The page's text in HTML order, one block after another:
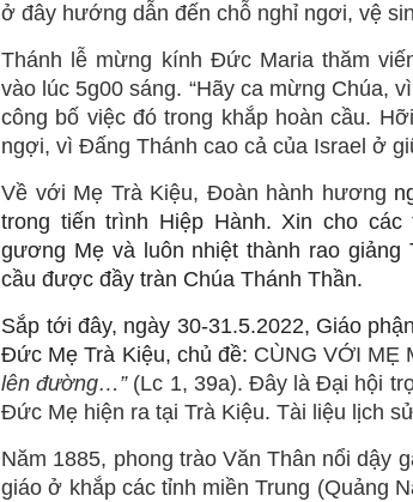
ở đây hướng dẫn đến chỗ nghỉ ngơi, vệ
Thánh lễ mừng kính Đức Maria thăm
vào lúc 5g00 sáng. “Hãy ca mừng Chúa,
công bố việc đó trong khắp hoàn cầu.
ngợi, vì Ðấng Thánh cao cả của Israel ở
Về với Mẹ Trà Kiệu, Đoàn hành hương
trong tiến trình Hiệp Hành. Xin cho
gương Mẹ và luôn nhiệt thành rao
cầu được đầy tràn Chúa Thánh Thần.
Sắp tới đây, ngày 30-31.5.2022, Giáo
Đức Mẹ Trà Kiệu, chủ đề: CÙNG VỚI MẸ
lên đường…”(Lc 1, 39a). Đây là Đại hội
Đức Mẹ hiện ra tại Trà Kiệu. Tài liệu lịch
Năm 1885, phong trào Văn Thân nổi dậy
giáo ở khắp các tỉnh miền Trung (Quảng